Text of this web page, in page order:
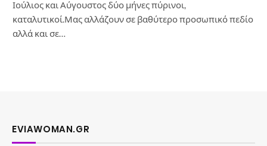
Ιούλιος και Αύγουστος δύο μήνες πύρινοι,
καταλυτικοί.Μας αλλάζουν σε βαθύτερο προσωπικό πεδίο
αλλά και σε…
EVIAWOMAN.GR